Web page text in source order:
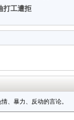
打工遭拒
、暴力、反动的言论。